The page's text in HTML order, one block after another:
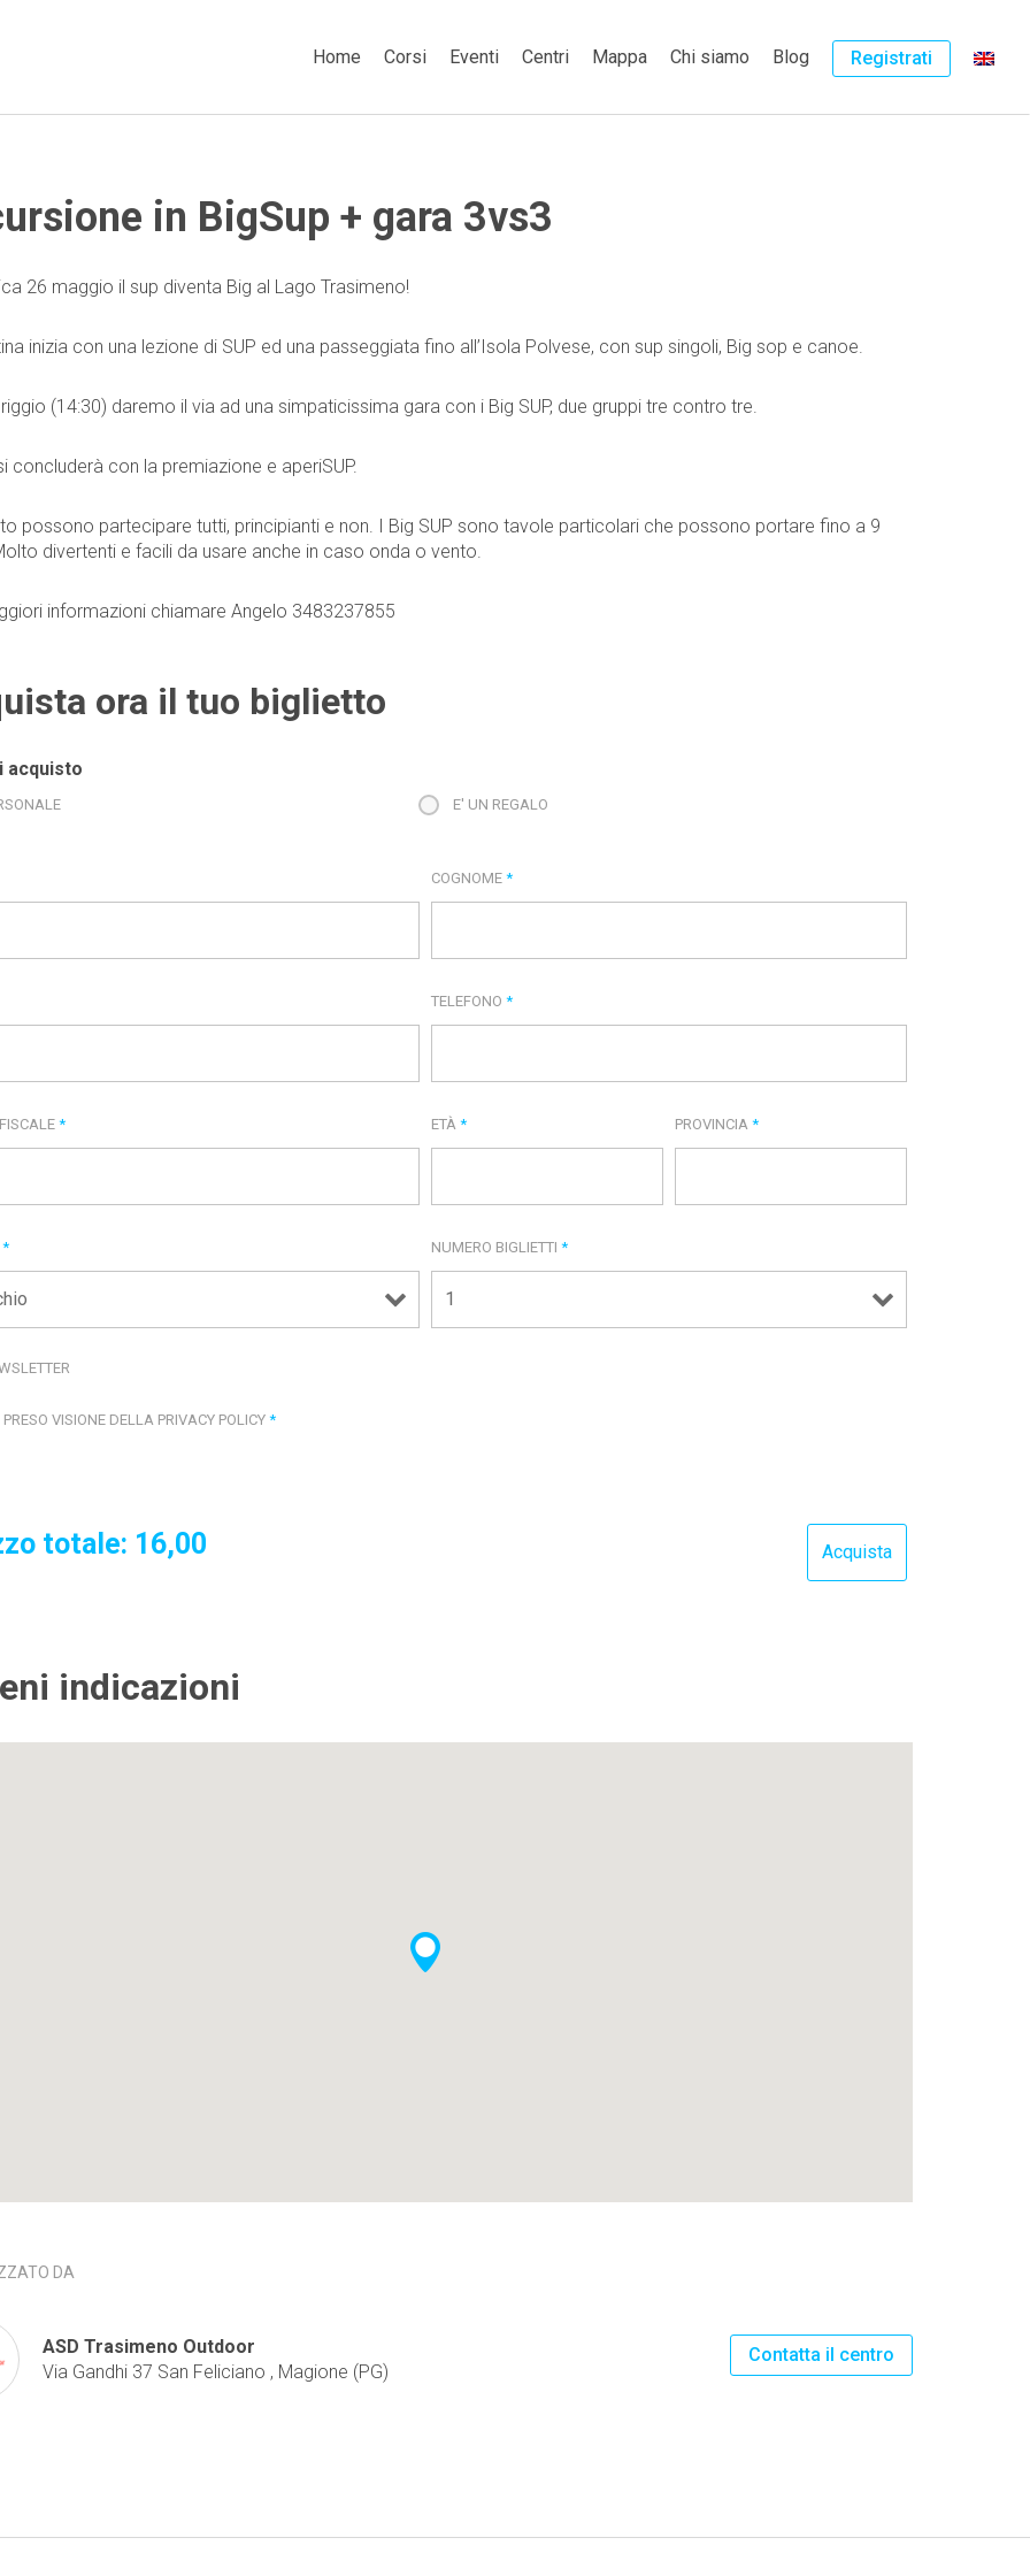
Home Corsi Eventi Centri Mappa Chi siamo Blog Registrati
in BigSup + gara 3vs3
26 maggio il sup diventa Big al Lago Trasimeno!
inizia con una lezione di SUP ed una passeggiata fino all’Isola Polvese, con sup singoli, Big sop e canoe.
(14:30) daremo il via ad una simpaticissima gara con i Big SUP, due gruppi tre contro tre.
concluderà con la premiazione e aperiSUP.
possono partecipare tutti, principianti e non. I Big SUP sono tavole particolari che possono portare fino a 9
divertenti e facili da usare anche in caso onda o vento.
informazioni chiamare Angelo 3483237855
ora il tuo biglietto
acquisto
E' UN REGALO
COGNOME*
TELEFONO*
* ETÀ* PROVINCIA*
* NUMERO BIGLIETTI*
VISIONE DELLA PRIVACY POLICY *
totale: 16,00
indicazioni
DA
ASD Trasimeno Outdoor
Via Gandhi 37 San Feliciano , Magione (PG)
Contatta il centro